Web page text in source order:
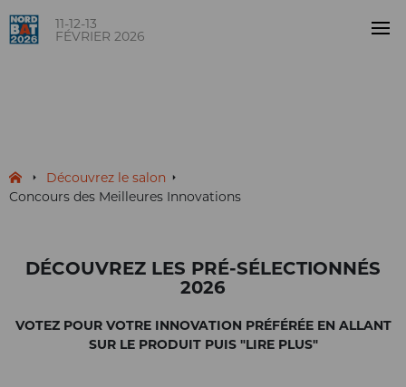
11-12-13
FÉVRIER 2026
Découvrez le salon
Concours des Meilleures Innovations
DÉCOUVREZ LES PRÉ-SÉLECTIONNÉS
2026
VOTEZ POUR VOTRE INNOVATION PRÉFÉRÉE EN ALLANT
SUR LE PRODUIT PUIS "LIRE PLUS"